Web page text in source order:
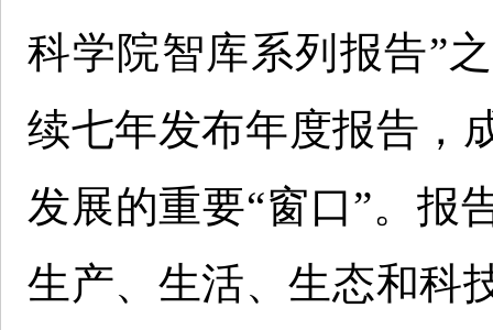
科学院智库系列报告”
续七年发布年度报告，
发展的重要“窗口”。报
生产、生活、生态和科